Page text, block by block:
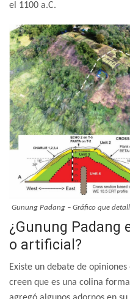
el 1100 a.C.
Gunung Padang – Gráfico que
¿Gunung Padang
o artificial?
Existe un debate de
creen que es una colina